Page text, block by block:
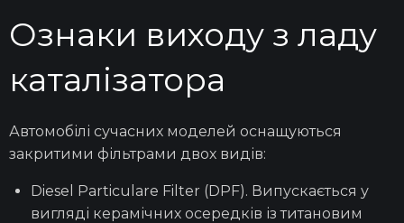
Ознаки виходу з ладу
каталізатора
Автомобілі сучасних моделей оснащуються
закритими фільтрами двох видів:
Diesel Particulare Filter (DPF). Випускається у
вигляді керамічних осередків із титановим